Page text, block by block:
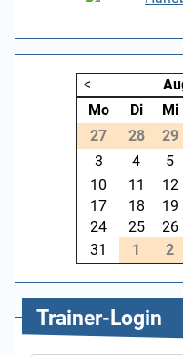
<
Mo
Di Mi
27
28 29
3
4 5
10
11 12
17
18 19
24
25 26
31
1 2
Trainer-Login